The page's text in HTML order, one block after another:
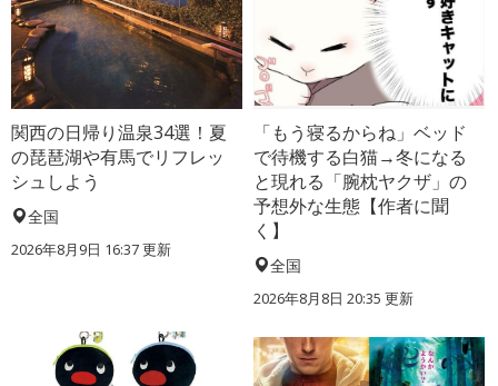
関西の日帰り温泉34選！夏
の琵琶湖や有馬でリフレッ
シュしよう
全国
2026年8月9日 16:37更新
「もう寝るからね」ベッド
で待機する白猫→冬になる
と現れる「腕枕ヤクザ」の
予想外な生態【作者に聞
く】
全国
2026年8月8日 20:35 更新